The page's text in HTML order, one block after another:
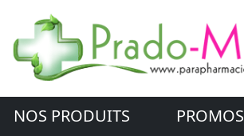
NOS PRODUITS PROMOS